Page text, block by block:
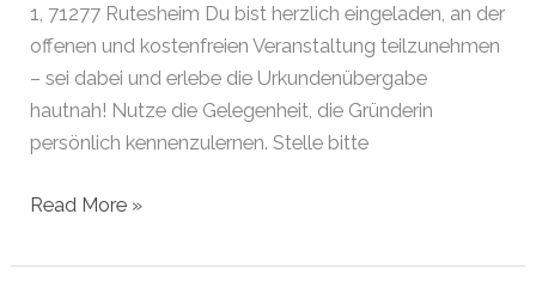
1, 71277 Rutesheim Du bist herzlich eingeladen, an der
offenen und kostenfreien Veranstaltung teilzunehmen
– sei dabei und erlebe die Urkundenübergabe
hautnah! Nutze die Gelegenheit, die Gründerin
persönlich kennenzulernen. Stelle bitte
Gründerin
Monats
Read More »